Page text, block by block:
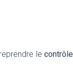
lecontrôle